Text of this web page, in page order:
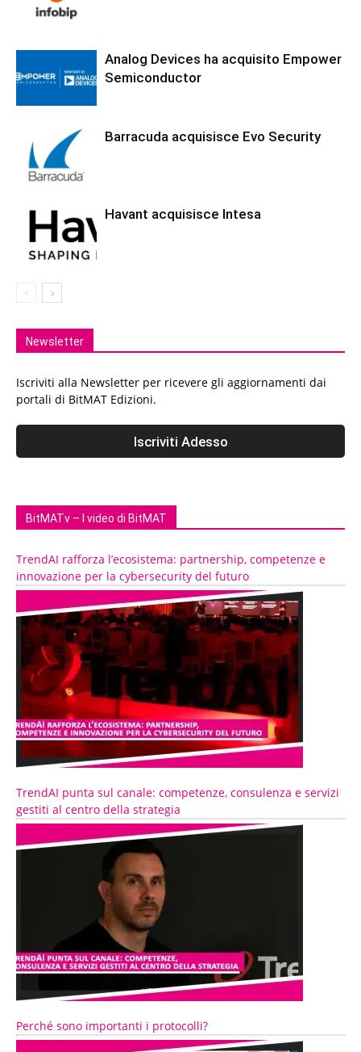
Analog Devices ha acquisito Empower
Semiconductor
Barracuda acquisisce Evo Security
Havant acquisisce Intesa
Newsletter
Iscriviti alla Newsletter per ricevere gli aggiornamenti dai
portali di BitMAT Edizioni.
BitMATv – I video di BitMAT
TrendAI rafforza l’ecosistema: partnership, competenze e
innovazione per la cybersecurity del futuro
TrendAI punta sul canale: competenze, consulenza e servizi
gestiti al centro della strategia
Perché sono importanti i protocolli?